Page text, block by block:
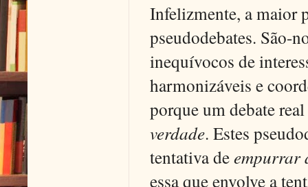
Infelizmente, a maior
pseudodebates. São-
inequívocos de
harmonizáveis e
porque um debate
verdade. Estes
tentativa deempurrar
essa que envolve a